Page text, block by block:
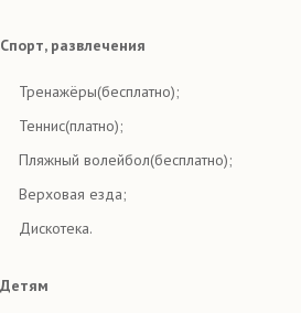
Спорт, развлечения
Тренажёры(бесплатно);
Теннис(платно);
Пляжный волейбол(бесплатно);
Верховая езда;
Дискотека.
Детям